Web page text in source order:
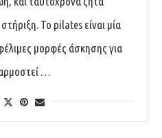
Το pilates είναι μία
μορφές άσκησης για
…